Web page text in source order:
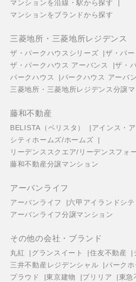
マンションを沿線・駅から探す
マンションをブランドから探す
三菱地所・三菱地所レジデンス
ザ・パークハウスシリーズ
ザ・パ
ザ・パークハウス アーバンス
ザ・
パークハウス
パークハウス アーバ
三菱地所・三菱地所レジデンス分譲
藤和不動産
BELISTA（ベリスタ）
アインス・
シティホームズ/ホームズ
リーデンススクエア/リーデンスフォ
藤和不動産分譲マンション
アーバンライフ
アーバンライフ
六甲アイランドシ
アーバンライフ分譲マンション
その他の会社・ブランド
丸紅 グランスイート 住友不動産
三井不動産レジデンシャル
パーク
プラウド
東京建物 ブリリア 東急